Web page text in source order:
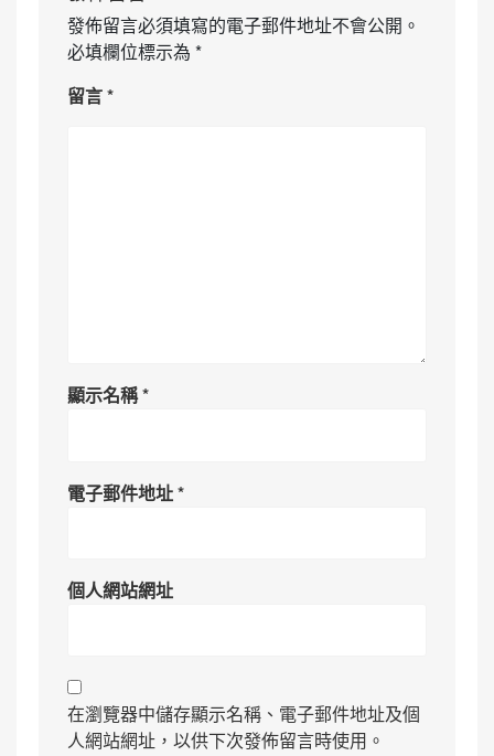
發佈留言必須填寫的電子郵件地址不會公開。
必填欄位標示為 *
留言*
顯示名稱*
電子郵件地址*
個人網站網址
在瀏覽器中儲存顯示名稱、電子郵件地址及個
人網站網址，以供下次發佈留言時使用。